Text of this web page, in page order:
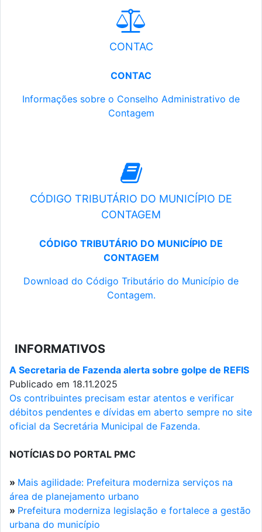
CONTAC
CONTAC
Informações sobre o Conselho Administrativo de
Contagem
CÓDIGO TRIBUTÁRIO DO MUNICÍPIO DE
CONTAGEM
CÓDIGO TRIBUTÁRIO DO MUNICÍPIO DE
CONTAGEM
Download do Código Tributário do Município de
Contagem.
INFORMATIVOS
A Secretaria de Fazenda alerta sobre golpe de REFIS
Publicado em 18.11.2025
Os contribuintes precisam estar atentos e verificar
débitos pendentes e dívidas em aberto sempre no site
oficial da Secretária Municipal de Fazenda.
NOTÍCIAS DO PORTAL PMC
» Mais agilidade: Prefeitura moderniza serviços na
área de planejamento urbano
» Prefeitura moderniza legislação e fortalece a gestão
urbana do município